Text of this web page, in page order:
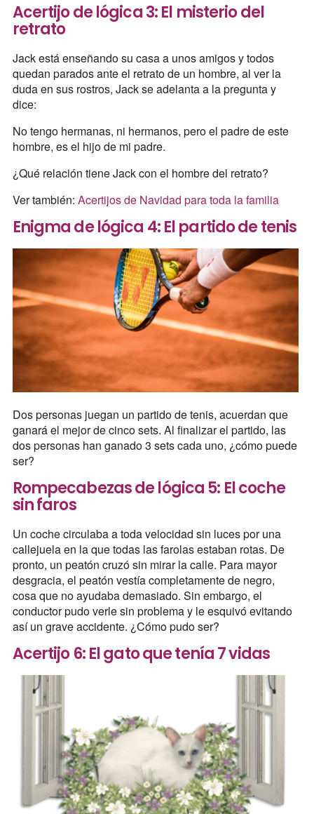
Acertijo de lógica 3: El misterio del
retrato
Jack está enseñando su casa a unos amigos y todos
quedan parados ante el retrato de un hombre, al ver la
duda en sus rostros, Jack se adelanta a la pregunta y
dice:
No tengo hermanas, ni hermanos, pero el padre de este
hombre, es el hijo de mi padre.
¿Qué relación tiene Jack con el hombre del retrato?
Ver también: Acertijos de Navidad para toda la familia
Enigma de lógica 4: El partido de tenis
Dos personas juegan un partido de tenis, acuerdan que
ganará el mejor de cinco sets. Al finalizar el partido, las
dos personas han ganado 3 sets cada uno, ¿cómo puede
ser?
Rompecabezas de lógica 5: El coche
sin faros
Un coche circulaba a toda velocidad sin luces por una
callejuela en la que todas las farolas estaban rotas. De
pronto, un peatón cruzó sin mirar la calle. Para mayor
desgracia, el peatón vestía completamente de negro,
cosa que no ayudaba demasiado. Sin embargo, el
conductor pudo verle sin problema y le esquivó evitando
así un grave accidente. ¿Cómo pudo ser?
Acertijo 6: El gato que tenía 7 vidas